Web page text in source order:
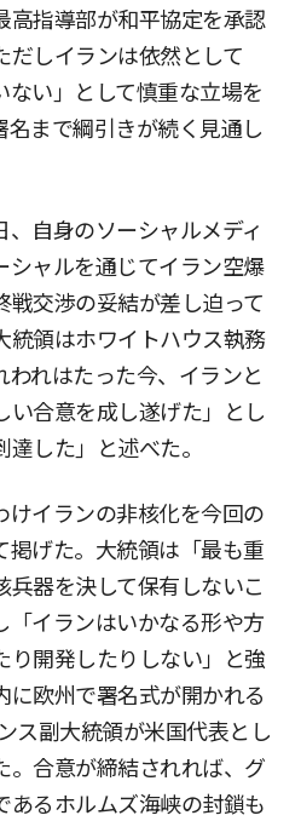
高指導部が和平協定を承認
だしイランは依然として
ない」として慎重な立場を
まで綱引きが続く見通し
、自身のソーシャルメディ
シャルを通じてイラン空爆
戦交渉の妥結が差し迫って
統領はホワイトハウス執務
れはたった今、イランと
い合意を成し遂げた」とし
達した」と述べた。
けイランの非核化を今回の
掲げた。大統領は「最も重
器を決して保有しないこ
「イランはいかなる形や方
り開発したりしない」と強
に欧州で署名式が開かれる
ス副大統領が米国代表とし
。合意が締結されれば、グ
あるホルムズ海峡の封鎖も